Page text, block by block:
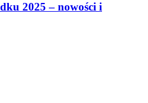
2025 – nowości i